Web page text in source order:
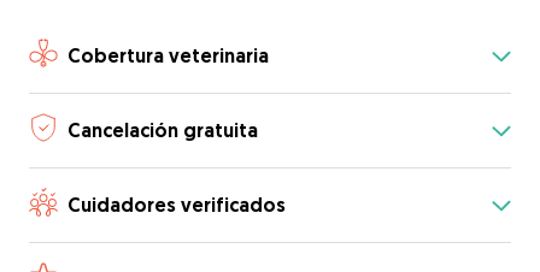
Cobertura veterinaria
Cancelación gratuita
Cuidadores verificados